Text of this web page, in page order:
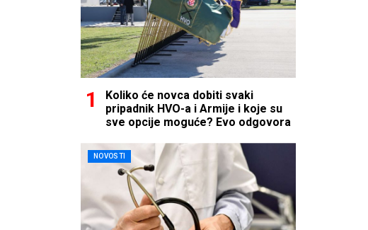
Koliko će novca dobiti svaki
pripadnik HVO-a i Armije i koje su
sve opcije moguće? Evo odgovora
NOVOSTI